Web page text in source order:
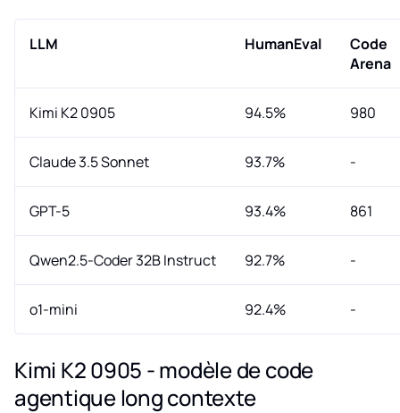
LLM HumanEval
Code
Arena
Kimi K2 0905 94.5% 980
Claude 3.5 Sonnet 93.7% -
GPT-5 93.4% 861
Qwen2.5-Coder 32B Instruct 92.7% -
o1-mini 92.4% -
Kimi K2 0905 - modèle de code
agentique long contexte